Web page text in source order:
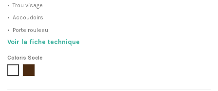
• Trou visage
• Accoudoirs
• Porte rouleau
Voir la fiche technique
Coloris Socle